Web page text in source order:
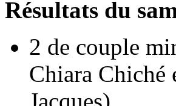
Résultats du
2 de couple
Chiara
Jacques)